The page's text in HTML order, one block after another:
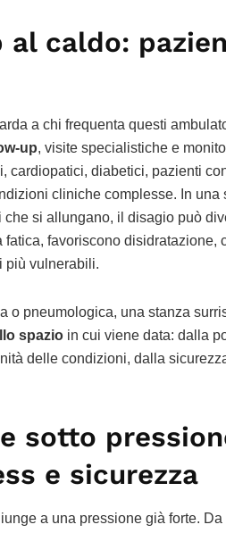
caldo:
a chi frequenta questi
up, visite specialistiche e
cardiopatici, diabetici, pazienti
cliniche complesse. In una
si allungano, il disagio può
favoriscono disidratazione,
più vulnerabili.
o pneumologica, una stanza
spazio in cui viene data: dalla
delle condizioni, dalla
sotto
e sicurezza
a una pressione già forte.